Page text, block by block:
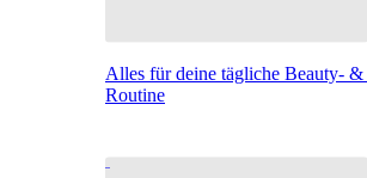
Alles für deine tägliche Beauty-
Routine